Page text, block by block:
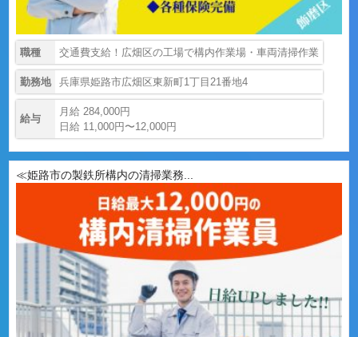
職種 交通費支給！広畑区の工場で構内作業場・車両清掃作業
勤務地 兵庫県姫路市広畑区東新町1丁目21番地4
給与
月給 284,000円
日給 11,000円〜12,000円
≪姫路市の製鉄所構内の清掃業務...